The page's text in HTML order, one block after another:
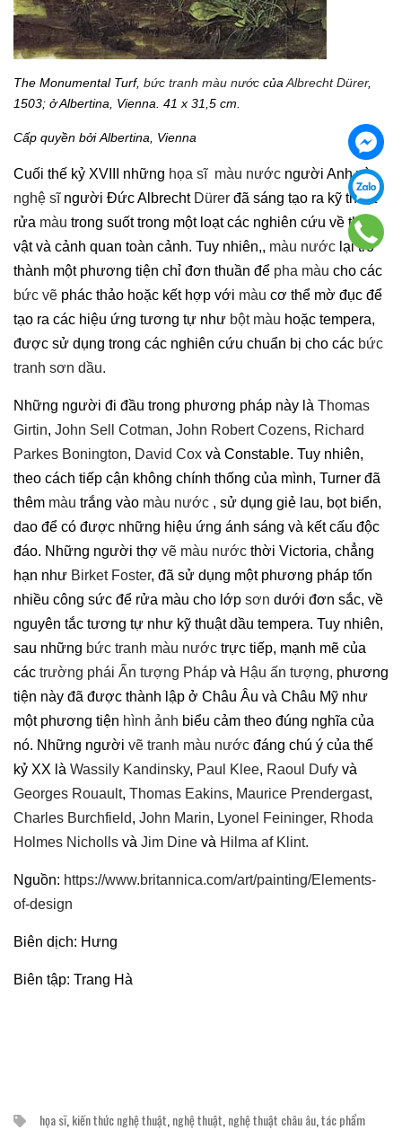
The Monumental Turf, bức tranh màu nước của Albrecht Dürer,
1503; ở Albertina, Vienna. 41 x 31,5 cm.
Cấp quyền bởi Albertina, Vienna
Cuối thế kỷ XVIII những họa sĩ màu nước người Anh và
nghệ sĩngười Đức Albrecht Dürer đã sáng tạo ra kỹ thuật
rửa màu trong suốt trong một loạt các nghiên cứu về thực
vật và cảnh quan toàn cảnh. Tuy nhiên,, màu nước lại trở
thành một phương tiện chỉ đơn thuần để pha màu cho các
bức vẽ phác thảo hoặc kết hợp với màu cơ thể mờ đục để
tạo ra các hiệu ứng tương tự như bột màu hoặc tempera,
được sử dụng trong các nghiên cứu chuẩn bị cho các bức
tranh sơn dầu.
Những người đi đầu trong phương pháp này là Thomas
Girtin, John Sell Cotman, John Robert Cozens, Richard
Parkes Bonington, David Cox và Constable. Tuy nhiên,
theo cách tiếp cận không chính thống của mình, Turner đã
thêm màu trắng vào màu nước , sử dụng giẻ lau, bọt biển,
dao để có được những hiệu ứng ánh sáng và kết cấu độc
đáo. Những người thợ vẽ màu nước thời Victoria, chẳng
hạn như Birket Foster, đã sử dụng một phương pháp tốn
nhiều công sức để rửa màu cho lớp sơn dưới đơn sắc, về
nguyên tắc tương tự như kỹ thuật dầu tempera. Tuy nhiên,
sau những bức tranh màu nước trực tiếp, mạnh mẽ của
các trường phái Ấn tượng Pháp và Hậu ấn tượng, phương
tiện này đã được thành lập ở Châu Âu và Châu Mỹ như
một phương tiện hình ảnh biểu cảm theo đúng nghĩa của
nó. Những người vẽ tranh màu nước đáng chú ý của thế
kỷ XX là Wassily Kandinsky, Paul Klee, Raoul Dufy và
Georges Rouault, Thomas Eakins, Maurice Prendergast,
Charles Burchfield, John Marin, Lyonel Feininger, Rhoda
Holmes Nicholls và Jim Dine và Hilma af Klint.
Nguồn: https://www.britannica.com/art/painting/Elements-
of-design
Biên dịch: Hưng
Biên tập: Trang Hà
họa sĩ, kiến thức nghệ thuật nghệ thuật nghệ thuật châu âu tác phẩm